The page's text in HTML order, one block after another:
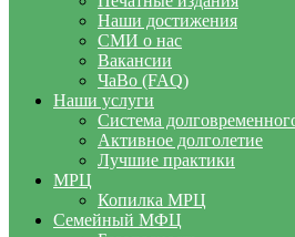
Наши достижения
СМИ о нас
Вакансии
ЧаВо (FAQ)
Наши услуги
Система
Активное долголетие
Лучшие практики
МРЦ
Копилка МРЦ
Семейный МФЦ